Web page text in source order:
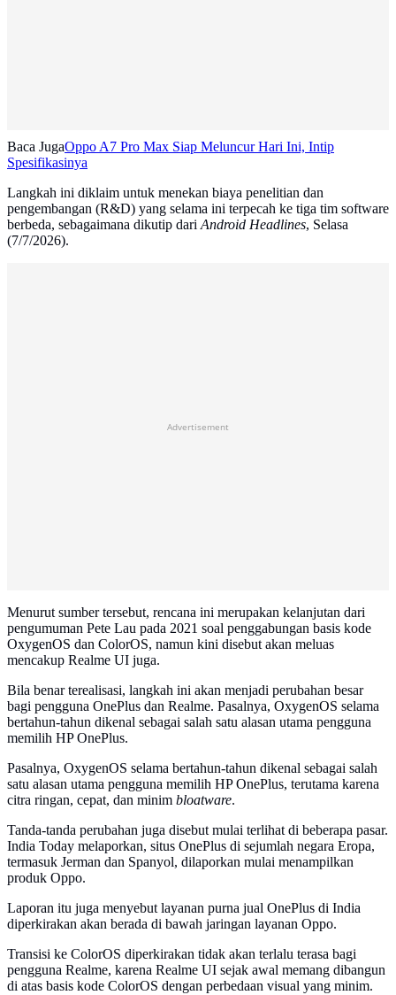
Baca JugaOppo A7 Pro Max Siap Meluncur Hari Ini, Intip
Spesifikasinya
Langkah ini diklaim untuk menekan biaya penelitian dan
pengembangan (R&D) yang selama ini terpecah ke tiga tim software
berbeda, sebagaimana dikutip dariAndroid Headlines, Selasa
(7/7/2026).
Advertisement
Menurut sumber tersebut, rencana ini merupakan kelanjutan dari
pengumuman Pete Lau pada 2021 soal penggabungan basis kode
OxygenOS dan ColorOS, namun kini disebut akan meluas
mencakup Realme UI juga.
Bila benar terealisasi, langkah ini akan menjadi perubahan besar
bagi pengguna OnePlus dan Realme. Pasalnya, OxygenOS selama
bertahun-tahun dikenal sebagai salah satu alasan utama pengguna
memilih HP OnePlus.
Pasalnya, OxygenOS selama bertahun-tahun dikenal sebagai salah
satu alasan utama pengguna memilih HP OnePlus, terutama karena
citra ringan, cepat, dan minim bloatware.
Tanda-tanda perubahan juga disebut mulai terlihat di beberapa pasar.
India Today melaporkan, situs OnePlus di sejumlah negara Eropa,
termasuk Jerman dan Spanyol, dilaporkan mulai menampilkan
produk Oppo.
Laporan itu juga menyebut layanan purna jual OnePlus di India
diperkirakan akan berada di bawah jaringan layanan Oppo.
Transisi ke ColorOS diperkirakan tidak akan terlalu terasa bagi
pengguna Realme, karena Realme UI sejak awal memang dibangun
di atas basis kode ColorOS dengan perbedaan visual yang minim.